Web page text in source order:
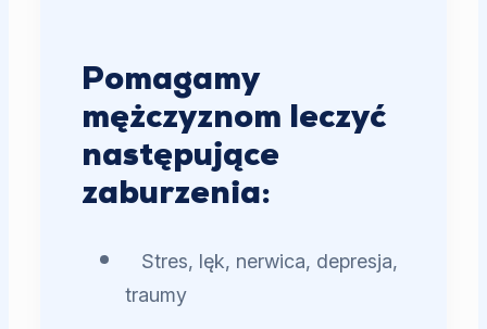
Pomagamy
mężczyznom leczyć
następujące
zaburzenia:
Stres, lęk, nerwica, depresja,
traumy